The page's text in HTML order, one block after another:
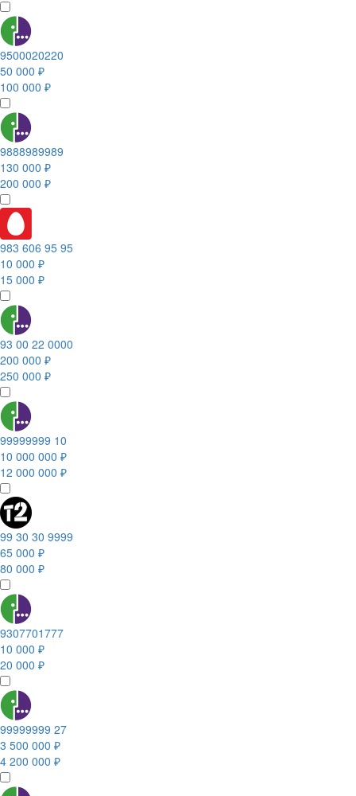
9500020220
50 000 ₽
100 000 ₽
9888989989
130 000 ₽
200 000 ₽
983 606 95 95
10 000 ₽
15 000 ₽
93 00 22 0000
200 000 ₽
250 000 ₽
99999999 10
10 000 000 ₽
12 000 000 ₽
99 30 30 9999
65 000 ₽
80 000 ₽
9307701777
10 000 ₽
20 000 ₽
99999999 27
3 500 000 ₽
4 200 000 ₽